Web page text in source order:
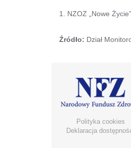
1. NZOZ „Nowe
Źródło: Dział
Polityka cookies
Deklaracja